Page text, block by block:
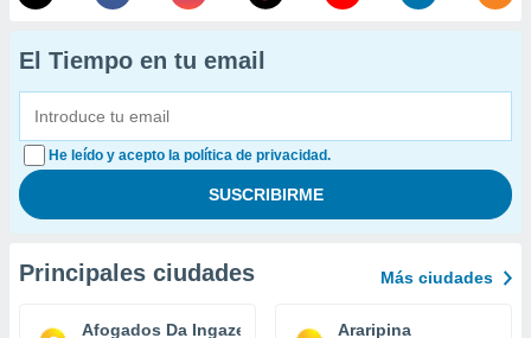
El Tiempo en tu email
He leído y acepto la política de privacidad.
Principales ciudades Más ciudades
Afogados Da Ingazeira Araripina